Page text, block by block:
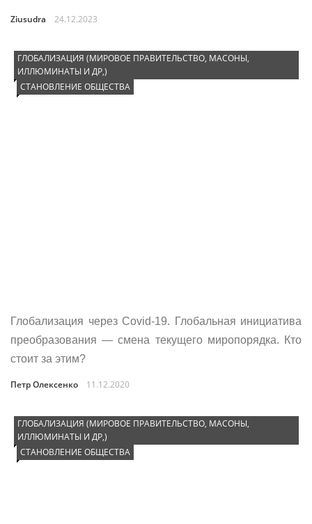
Ziusudra 24.12.2023
ГЛОБАЛИЗАЦИЯ (МИРОВОЕ ПРАВИТЕЛЬСТВО, МАСОНЫ,
ИЛЛЮМИНАТЫ И ДР,)
СТАНОВЛЕНИЕ ОБЩЕСТВА
Глобализация через Covid-19. Глобальная инициатива
преобразования — смена текущего миропорядка. Кто
стоит за этим?
Петр Олексенко 11.12.2020
ГЛОБАЛИЗАЦИЯ (МИРОВОЕ ПРАВИТЕЛЬСТВО, МАСОНЫ,
ИЛЛЮМИНАТЫ И ДР,)
СТАНОВЛЕНИЕ ОБЩЕСТВА